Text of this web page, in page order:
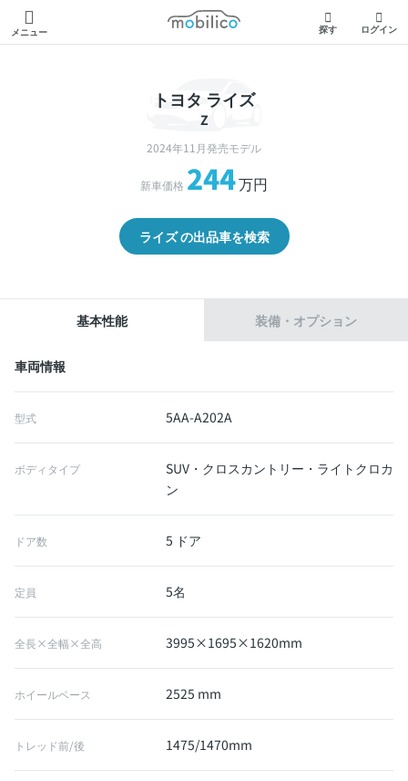
メニュー
モビリコ
探す ログイン
トヨタ ライズ
Z
2024年11月発売モデル
新車価格 244万円
ライズ の出品車を検索
基本性能 装備・オプション
車両情報
型式 5AA-A202A
ボディタイプ
SUV・クロスカントリー・ライトクロカ
ン
ドア数 5 ドア
定員 5名
全長×全幅×全高 3995×1695×1620mm
ホイールベース 2525 mm
トレッド前/後 1475/1470mm